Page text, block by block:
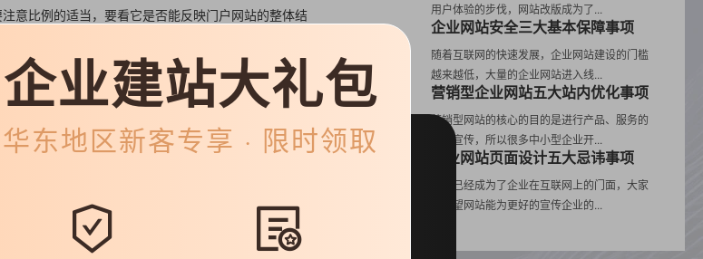
意比例的适当，要看它是否能反映门户网站的整体结
好的视觉体验。
上线前都需要进行内部测试。需要不断改进。在测试
不好的地方并进行修改。因此，有必要加强与用户的
找到一个专业的网站设计公司。他们拥有专业的技
用户体验的步伐，网站改版成为了...
企业网站安全三大基本保障事项
随着互联网的快速发展，企业网站建设的门槛
越来越低，大量的企业网站进入线...
营销型企业网站五大站内优化事项
营销型网站的核心的目的是进行产品、服务的
营销宣传，所以很多中小型企业开...
企业网站页面设计五大忌讳事项
网站已经成为了企业在互联网上的门面，大家
都希望网站能为更好的宣传企业的...
企业建站大礼包
华东地区新客专享 · 限时领取